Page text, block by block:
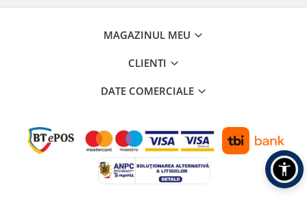
MAGAZINUL MEU
CLIENTI
DATE COMERCIALE